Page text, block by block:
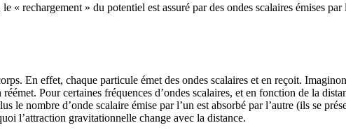
rechargement » du potentiel est assuré par des ondes scalaires émises par
En effet, chaque particule émet des ondes scalaires et en reçoit.
Pour certaines fréquences d’ondes scalaires, et en fonction de la
nombre d’onde scalaire émise par l’un est absorbé par l’autre (ils se
l’attraction gravitationnelle change avec la distance.